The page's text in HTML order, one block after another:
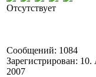
Отсутствует
Сообщений: 1084
Зарегистрирован: 10.
2007